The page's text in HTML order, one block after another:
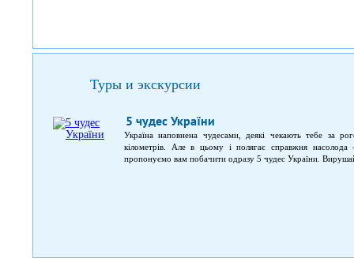
Туры и экскурсии
5 чудес України
Україна наповнена чудесами, деякі чекають тебе за
кілометрів. Але в цьому і полягає справжня
пропонуємо вам побачити одразу 5 чудес України.